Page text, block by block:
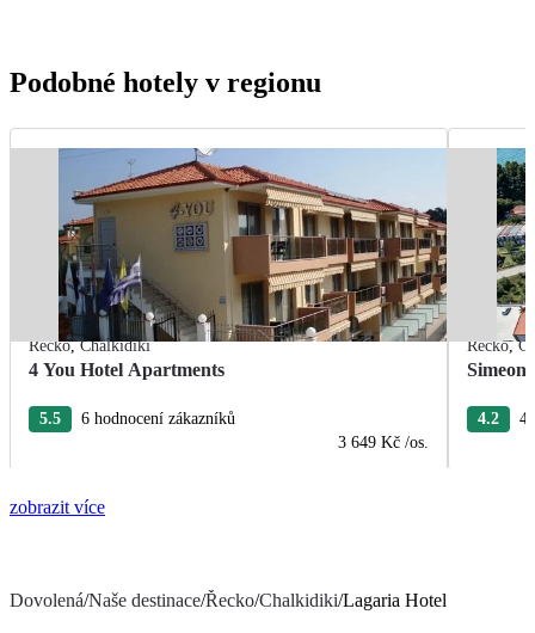
Podobné hotely v regionu
Řecko,Chalkidiki
4 You Hotel Apartments
5.5
6 hodnocení zákazníků
3 649 Kč /os.
Řecko,
Simeon
4.2 4
zobrazit více
Dovolená/Naše destinace/Řecko/Chalkidiki/Lagaria Hotel